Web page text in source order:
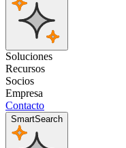
Soluciones
Recursos
Socios
Empresa
Contacto
SmartSearch